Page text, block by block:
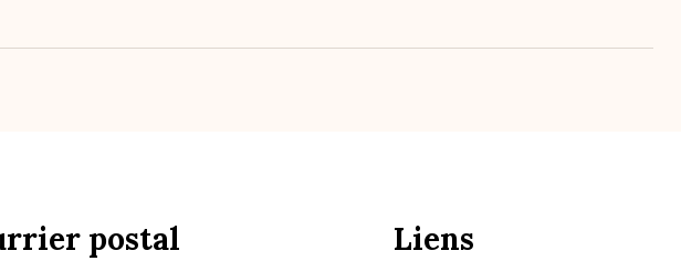
postal Liens